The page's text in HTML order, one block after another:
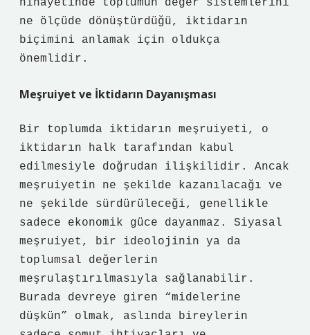
nihayetinde toplumun değer sistemlerini
ne ölçüde dönüştürdüğü, iktidarın
biçimini anlamak için oldukça
önemlidir.
Meşruiyet ve İktidarın Dayanışması
Bir toplumda iktidarın meşruiyeti, o
iktidarın halk tarafından kabul
edilmesiyle doğrudan ilişkilidir. Ancak
meşruiyetin ne şekilde kazanılacağı ve
ne şekilde sürdürüleceği, genellikle
sadece ekonomik güce dayanmaz. Siyasal
meşruiyet, bir ideolojinin ya da
toplumsal değerlerin
meşrulaştırılmasıyla sağlanabilir.
Burada devreye giren “midelerine
düşkün” olmak, aslında bireylerin